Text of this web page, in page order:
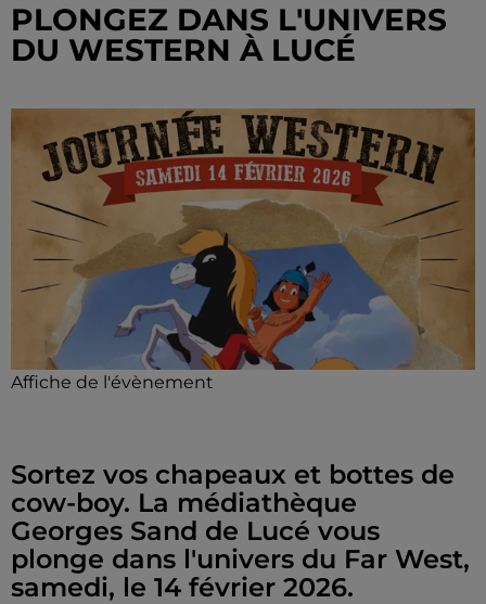
PLONGEZ DANS L'UNIVERS
DU WESTERN À LUCÉ
Affiche de l'évènement
Sortez vos chapeaux et bottes de
cow-boy. La médiathèque
Georges Sand de Lucé vous
plonge dans l'univers du Far West,
samedi, le 14 février 2026.